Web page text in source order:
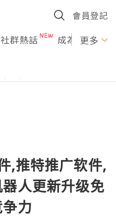
會員登記
社群熱話 成為U更多
,推特推广软件,
人更新升级免
力